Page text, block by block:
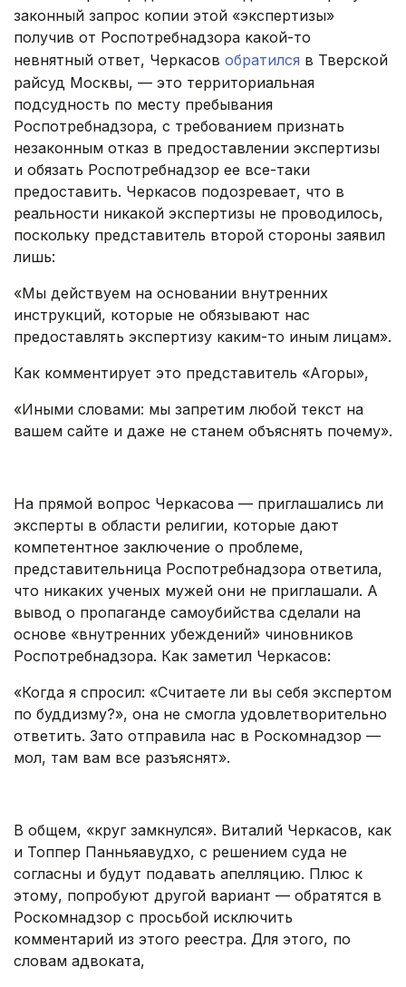
законный запрос копии этой «экспертизы»
получив от Роспотребнадзора какой-то
невнятный ответ, Черкасов обратился в Тверской
райсуд Москвы, — это территориальная
подсудность по месту пребывания
Роспотребнадзора, с требованием признать
незаконным отказ в предоставлении экспертизы
и обязать Роспотребнадзор ее все-таки
предоставить. Черкасов подозревает, что в
реальности никакой экспертизы не проводилось,
поскольку представитель второй стороны заявил
лишь:
«Мы действуем на основании внутренних
инструкций, которые не обязывают нас
предоставлять экспертизу каким-то иным лицам».
Как комментирует это представитель «Агоры»,
«Иными словами: мы запретим любой текст на
вашем сайте и даже не станем объяснять почему».
На прямой вопрос Черкасова — приглашались ли
эксперты в области религии, которые дают
компетентное заключение о проблеме,
представительница Роспотребнадзора ответила,
что никаких ученых мужей они не приглашали. А
вывод о пропаганде самоубийства сделали на
основе «внутренних убеждений» чиновников
Роспотребнадзора. Как заметил Черкасов:
«Когда я спросил: «Считаете ли вы себя экспертом
по буддизму?», она не смогла удовлетворительно
ответить. Зато отправила нас в Роскомнадзор —
мол, там вам все разъяснят».
В общем, «круг замкнулся». Виталий Черкасов, как
и Топпер Панньяавудхо, с решением суда не
согласны и будут подавать апелляцию. Плюс к
этому, попробуют другой вариант — обратятся в
Роскомнадзор с просьбой исключить
комментарий из этого реестра. Для этого, по
словам адвоката,